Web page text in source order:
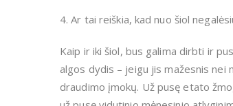
4. Ar tai reiškia, kad nuo šiol
Kaip ir iki šiol, bus galima dirbti ir
algos dydis – jeigu jis mažesnis nei
draudimo įmokų. Už pusę etato